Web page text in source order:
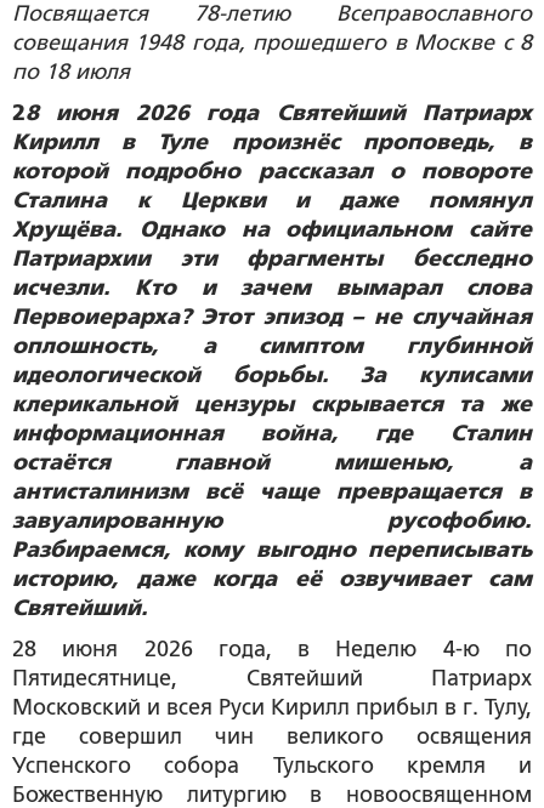
Посвящается 78-летию Всеправославного
совещания 1948 года, прошедшего в Москве с 8
по 18 июля
28 июня 2026 года Святейший Патриарх
Кирилл в Туле произнёс проповедь, в
которой подробно рассказал о повороте
Сталина к Церкви и даже помянул
Хрущёва. Однако на официальном сайте
Патриархии эти фрагменты бесследно
исчезли. Кто и зачем вымарал слова
Первоиерарха? Этот эпизод – не случайная
оплошность, а симптом глубинной
идеологической борьбы. За кулисами
клерикальной цензуры скрывается та же
информационная война, где Сталин
остаётся главной мишенью, а
антисталинизм всё чаще превращается в
завуалированную русофобию.
Разбираемся, кому выгодно переписывать
историю, даже когда её озвучивает сам
Святейший.
28 июня 2026 года, в Неделю 4-ю по
Пятидесятнице, Святейший Патриарх
Московский и всея Руси Кирилл прибыл в г. Тулу,
где совершил чин великого освящения
Успенского собора Тульского кремля и
Божественную литургию в новоосвященном